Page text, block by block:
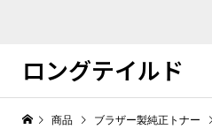
ロングテイルド
商品 ブラザー製純正トナー